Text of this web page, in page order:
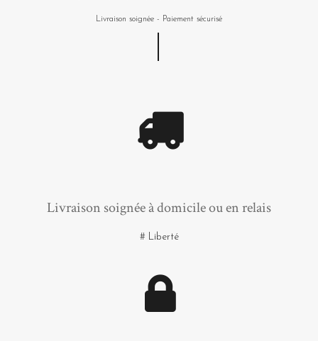
Livraison soignée - Paiement sécurisé
Livraison soignée à domicile ou en relais
# Liberté